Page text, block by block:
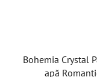
Bohemia Crystal
apă